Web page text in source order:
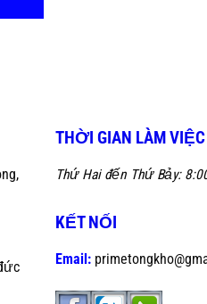
THỜI GIAN LÀM VIỆC
Thứ Hai đến Thứ Bảy:
KẾT NỐI
Email: